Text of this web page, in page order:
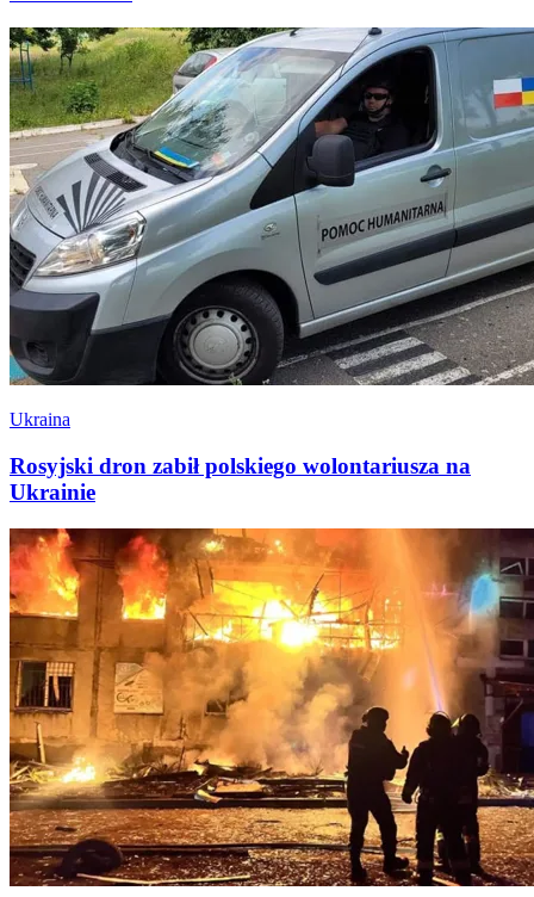
Ukraina
Rosyjski dron zabił polskiego wolontariusza na
Ukrainie